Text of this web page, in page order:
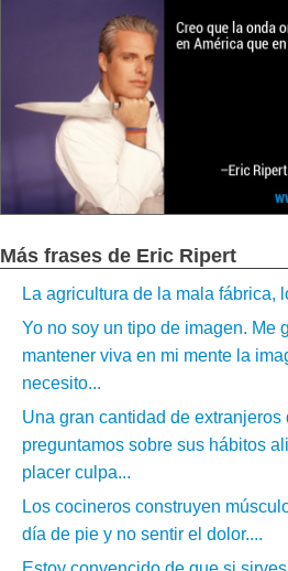
Más frases de Eric Ripert
La agricultura de la mala fábrica,
Yo no soy un tipo de imagen. Me
mantener viva en mi mente la
necesito...
Una gran cantidad de
preguntamos sobre sus hábitos
placer culpa...
Los cocineros construyen
día de pie y no sentir el dolor....